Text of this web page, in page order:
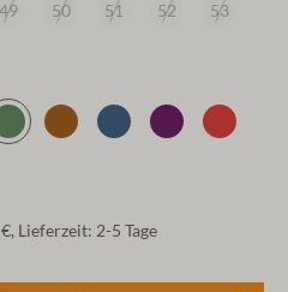
49 50 51 52 53
Lieferzeit: 2-5 Tage